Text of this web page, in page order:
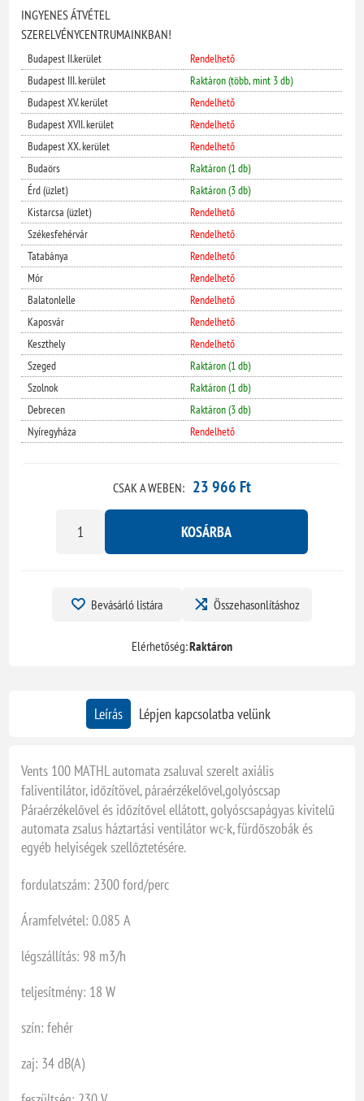
INGYENES ÁTVÉTEL
SZERELVÉNYCENTRUMAINKBAN!
Budapest II.kerület
Rendelhető
Budapest III. kerület
Raktáron (több, mint 3 db)
Budapest XV. kerület
Rendelhető
Budapest XVII. kerület
Rendelhető
Budapest XX. kerület
Rendelhető
Budaörs
Raktáron (1 db)
Érd (üzlet)
Raktáron (3 db)
Kistarcsa (üzlet)
Rendelhető
Székesfehérvár
Rendelhető
Tatabánya
Rendelhető
Mór
Rendelhető
Balatonlelle
Rendelhető
Kaposvár
Rendelhető
Keszthely
Rendelhető
Szeged
Raktáron (1 db)
Szolnok
Raktáron (1 db)
Debrecen
Raktáron (3 db)
Nyíregyháza
Rendelhető
CSAK A WEBEN: 23 966 Ft
KOSÁRBA
Bevásárló listára Összehasonlításhoz
Elérhetőség:Raktáron
Leírás Lépjen kapcsolatba velünk
Vents 100 MATHL automata zsaluval szerelt axiális
faliventilátor, időzítövel, páraérzékelővel,golyóscsap
Páraérzékelővel és időzítővel ellátott, golyóscsapágyas kivitelű
automata zsalus háztartási ventilátor wc-k, fürdőszobák és
egyéb helyiségek szellőztetésére.
fordulatszám: 2300 ford/perc
Áramfelvétel: 0.085 A
légszállítás: 98 m3/h
teljesítmény: 18 W
szín: fehér
zaj: 34 dB(A)